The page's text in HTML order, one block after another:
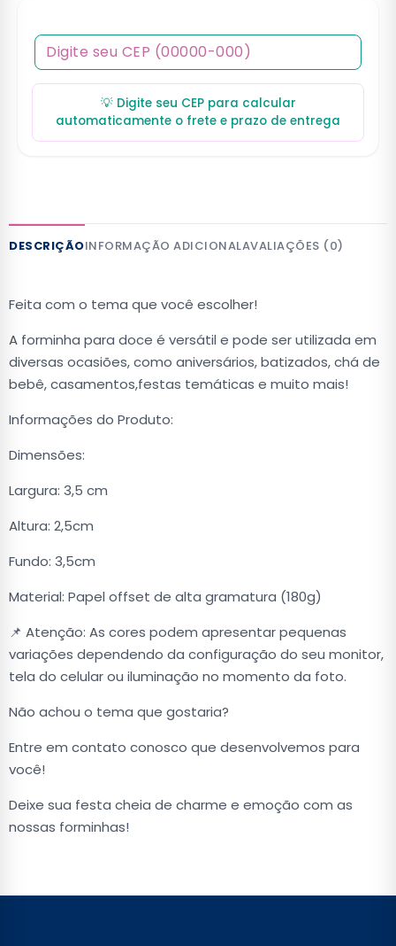
💡 Digite seu CEP para calcular
automaticamente o frete e prazo de entrega
DESCRIÇÃOINFORMAÇÃO ADICIONALAVALIAÇÕES (0)
Feita com o tema que você escolher!
A forminha para doce é versátil e pode ser utilizada em
diversas ocasiões, como aniversários, batizados, chá de
bebê, casamentos,festas temáticas e muito mais!
Informações do Produto:
Dimensões:
Largura: 3,5 cm
Altura: 2,5cm
Fundo: 3,5cm
Material: Papel offset de alta gramatura (180g)
📌 Atenção: As cores podem apresentar pequenas
variações dependendo da configuração do seu monitor,
tela do celular ou iluminação no momento da foto.
Não achou o tema que gostaria?
Entre em contato conosco que desenvolvemos para
você!
Deixe sua festa cheia de charme e emoção com as
nossas forminhas!